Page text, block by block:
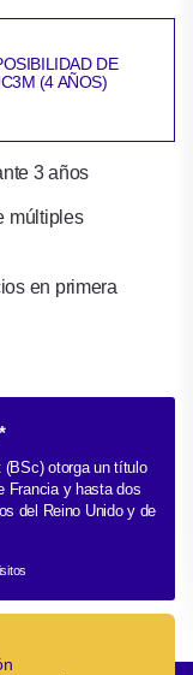
DE
(4 AÑOS)
3 años
múltiples
en primera
(BSc) otorga un título
Francia y hasta dos
del Reino Unido y de